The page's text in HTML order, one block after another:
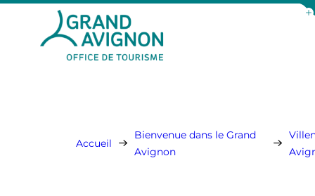
Accueil
Bienvenue dans le Grand
Avignon